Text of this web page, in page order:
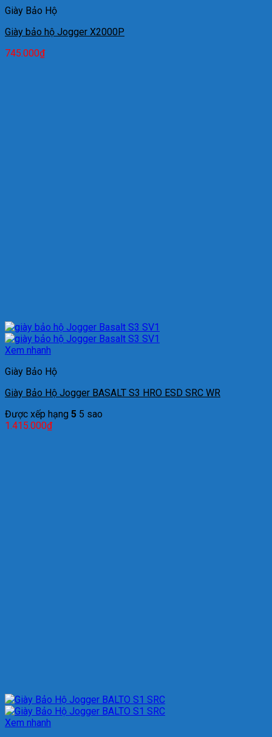
Giày Bảo Hộ
Giày bảo hộ Jogger X2000P
745.000₫
Xem nhanh
Giày Bảo Hộ
Giày Bảo Hộ Jogger BASALT S3 HRO ESD SRC WR
Được xếp hạng 5 5 sao
1.415.000₫
Xem nhanh